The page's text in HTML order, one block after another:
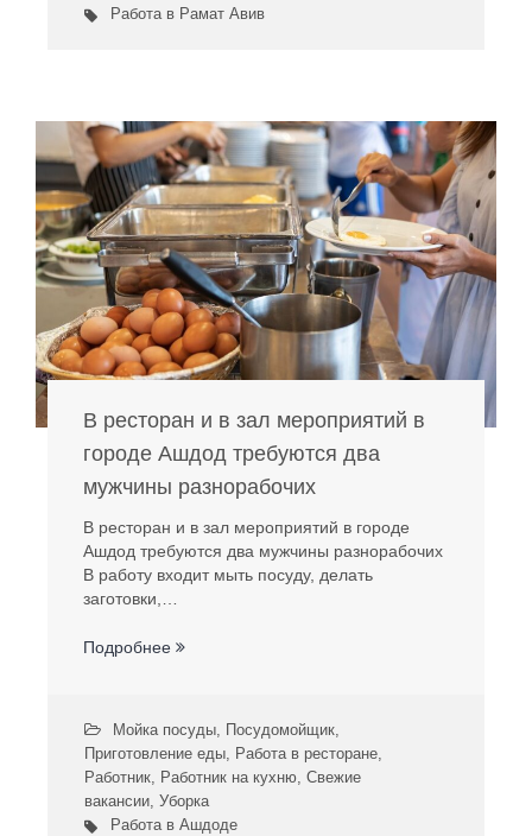
Работа в Рамат Авив
В ресторан и в зал мероприятий в
городе Ашдод требуются два
мужчины разнорабочих
В ресторан и в зал мероприятий в городе
Ашдод требуются два мужчины разнорабочих
В работу входит мыть посуду, делать
заготовки,…
Подробнее
Мойка посуды, Посудомойщик,
Приготовление еды, Работа в ресторане,
Работник, Работник на кухню, Свежие
вакансии, Уборка
Работа в Ашдоде